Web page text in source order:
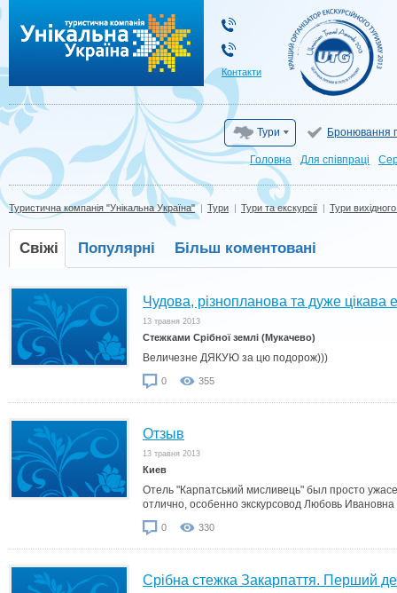
Контакти
Тури Бронювання
Головна Для cпівпраці
Туристична компанія "Унікальна Україна" | Тури | Тури та екскурсії | Тури
Свіжі Популярні Більш коментовані
Чудова, різнопланова та дуже цікава
13 травня 2013
Стежками Срібної землі (Мукачево)
Величезне ДЯКУЮ за цю подорож)))
0 355
Отзыв
13 травня 2013
Киев
Отель "Карпатський мисливець" был просто
отлично, особенно экскурсовод Любовь Ивановна
0 330
Срібна стежка Закарпаття. Перший